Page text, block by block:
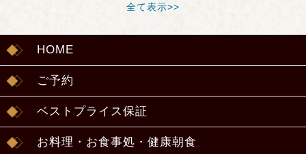
全て表示>>
HOME
ご予約
ベストプライス保証
お料理・お食事処・健康朝食